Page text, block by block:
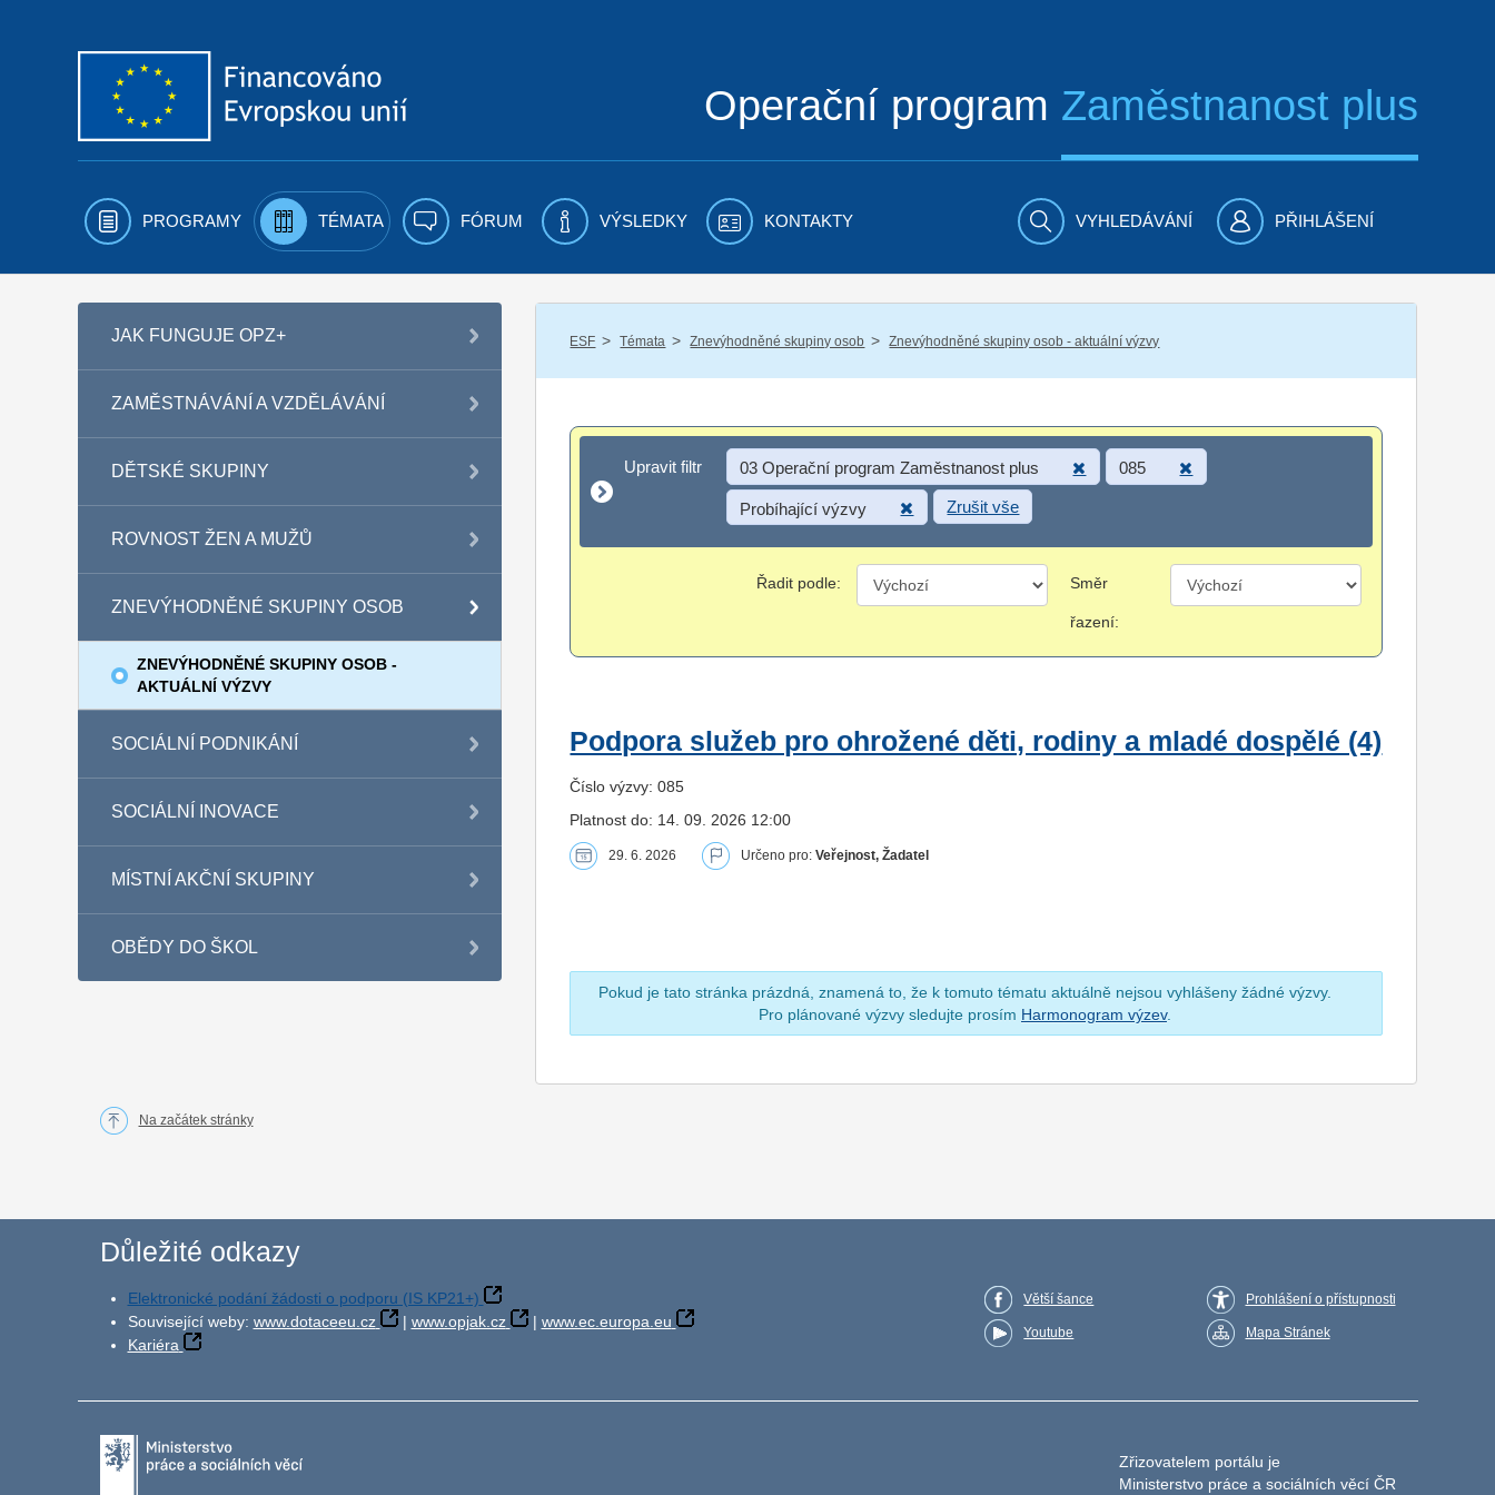
Operační program Zaměstnanost plus
PROGRAMY TÉMATA FÓRUM VÝSLEDKY KONTAKTY VYHLEDÁVÁNÍ PŘIHLÁŠENÍ
JAK FUNGUJE OPZ+
ZAMĚSTNÁVÁNÍ A VZDĚLÁVÁNÍ
DĚTSKÉ SKUPINY
ROVNOST ŽEN A MUŽŮ
ZNEVÝHODNĚNÉ SKUPINY OSOB
ZNEVÝHODNĚNÉ SKUPINY OSOB -
AKTUÁLNÍ VÝZVY
SOCIÁLNÍ PODNIKÁNÍ
SOCIÁLNÍ INOVACE
MÍSTNÍ AKČNÍ SKUPINY
OBĚDY DO ŠKOL
ESF / Témata / Znevýhodněné skupiny osob / Znevýhodněné skupiny osob - aktuální výzvy
Upravit filtr
Upravit filtr 03 Operační program Zaměstnanost plus 085
Probíhající výzvy Zrušit vše
Řadit podle: Směr
řazení:
Podpora služeb pro ohrožené děti, rodiny a mladé dospělé (4)
Číslo výzvy: 085
Platnost do: 14. 09. 2026 12:00
29. 6. 2026 Určeno pro:Veřejnost, Žadatel
Pokud je tato stránka prázdná, znamená to, že k tomuto tématu aktuálně nejsou vyhlášeny žádné výzvy.
Pro plánované výzvy sledujte prosím Harmonogram výzev.
Na začátek stránky
Důležité odkazy
Elektronické podání žádosti o podporu (IS KP21+)
Související weby: www.dotaceeu.cz | www.opjak.cz | www.ec.europa.eu
Kariéra
Větší šance
Youtube
Prohlášení o přístupnosti
Mapa Stránek
Zřizovatelem portálu je
Ministerstvo práce a sociálních věcí ČR